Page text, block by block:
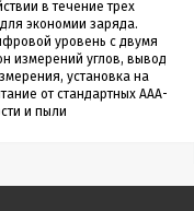
в течение трех
экономии заряда.
уровень с двумя
измерений углов, вывод
установка на
от стандартных ААА-
и пыли